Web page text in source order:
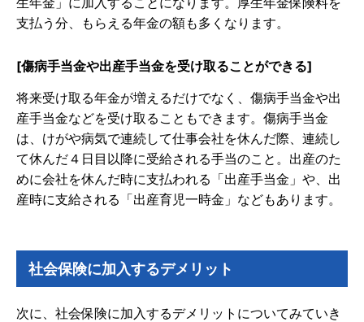
支払う分、もらえる年金の額も多くなります。
[傷病手当金や出産手当金を受け取ることができる]
将来受け取る年金が増えるだけでなく、傷病手当金や出
産手当金などを受け取ることもできます。傷病手当金
は、けがや病気で連続して仕事会社を休んだ際、連続し
て休んだ４日目以降に受給される手当のこと。出産のた
めに会社を休んだ時に支払われる「出産手当金」や、出
産時に支給される「出産育児一時金」などもあります。
社会保険に加入するデメリット
次に、社会保険に加入するデメリットについてみていき